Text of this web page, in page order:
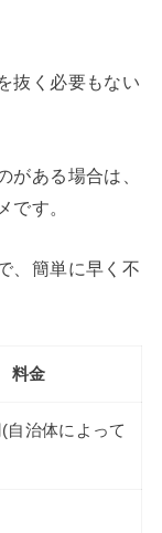
抜く必要もない
がある場合は、
です。
、簡単に早く不
料金
自治体によって